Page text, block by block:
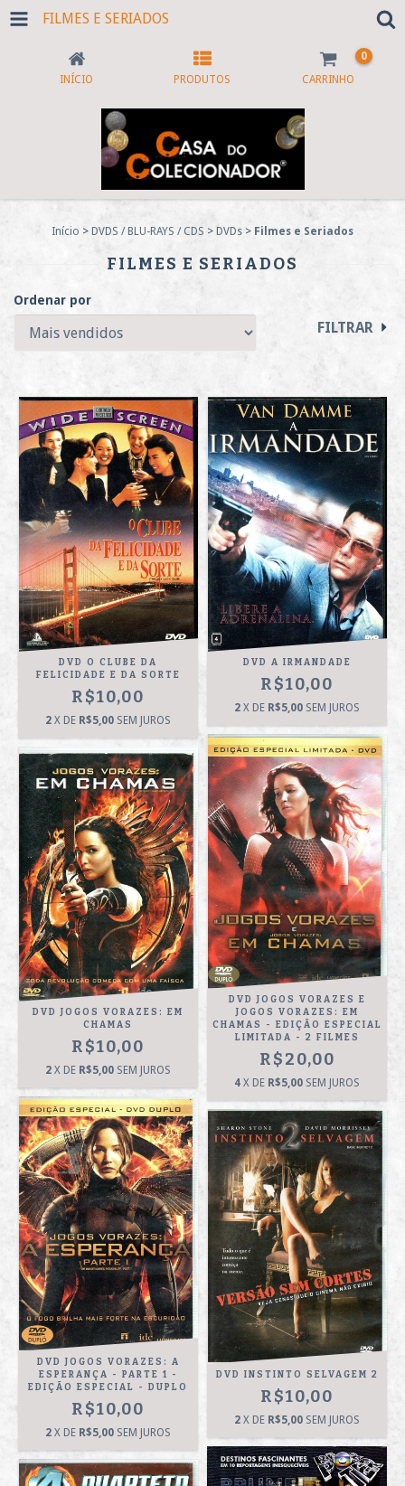
FILMES E SERIADOS
INÍCIO PRODUTOS CARRINHO
0
Início > DVDS / BLU-RAYS / CDS > DVDs > Filmes e Seriados
FILMES E SERIADOS
Ordenar por
FILTRAR
DVD O CLUBE DA
FELICIDADE E DA SORTE
R$10,00
2 X DE R$5,00 SEM JUROS
DVD A IRMANDADE
R$10,00
2 X DE R$5,00 SEM JUROS
DVD JOGOS VORAZES: EM
CHAMAS
R$10,00
2 X DE R$5,00 SEM JUROS
DVD JOGOS VORAZES E
JOGOS VORAZES: EM
CHAMAS - EDIÇÃO ESPECIAL
LIMITADA - 2 FILMES
R$20,00
4 X DE R$5,00 SEM JUROS
DVD JOGOS VORAZES: A
ESPERANÇA - PARTE 1 -
EDIÇÃO ESPECIAL - DUPLO
R$10,00
2 X DE R$5,00 SEM JUROS
DVD INSTINTO SELVAGEM 2
R$10,00
2 X DE R$5,00 SEM JUROS